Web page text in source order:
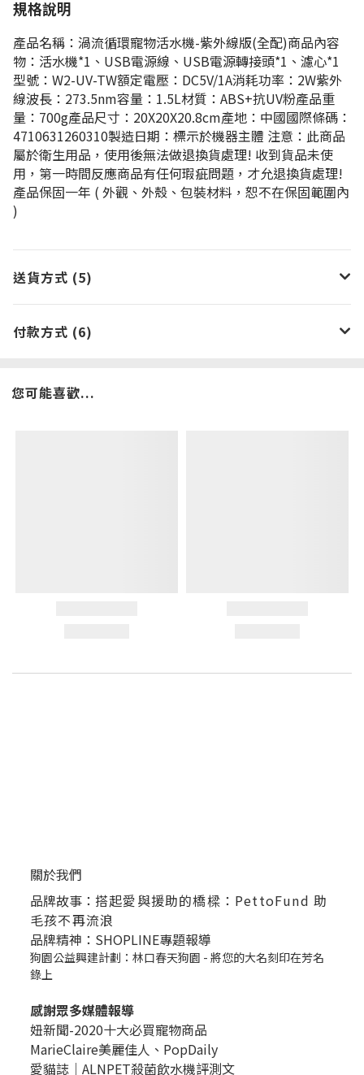
規格說明
產品名稱：渦流循環寵物活水機-紫外線版(全配)商品內容
物：活水機*1、USB電源線、USB電源轉接頭*1、濾心*1
型號：W2-UV-TW額定電壓：DC5V/1A消耗功率：2W紫外
線波長：273.5nm容量：1.5L材質：ABS+抗UV粉產品重
量：700g產品尺寸：20X20X20.8cm產地：中國國際條碼：
4710631260310製造日期：標示於機器主體 注意：此商品
屬於衛生用品，使用後無法做退換貨處理! 收到貨品未使
用，第一時間反應商品有任何瑕疵問題，才允退換貨處理!
產品保固一年 ( 外觀、外殼、包裝材料，恕不在保固範圍內
)
送貨方式 (5)
付款方式 (6)
您可能喜歡...
關於我們
品牌故事： 搭起愛與援助的橋樑：PettoFund 助
毛孩不再流浪
品牌精神：SHOPLINE專題報導
狗園公益興建計劃：林口春天狗園 - 將您的大名刻印在芳名
錄上
感謝眾多媒體報導
妞新聞-2020十大必買寵物商品
MarieClaire美麗佳人、 PopDaily
愛貓誌｜ALNPET殺菌飲水機評測文